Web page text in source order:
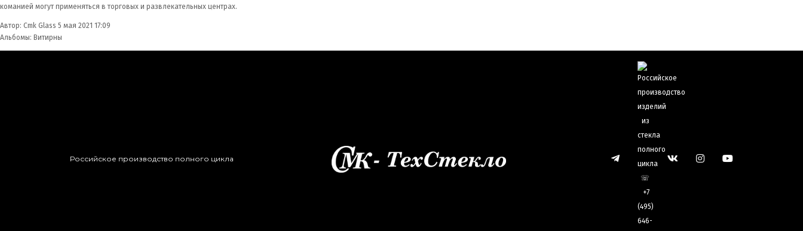
команией могут применяться в торговых и развлекательных центрах.
Автор: Cmk Glass 5 мая 2021 17:09
Альбомы: Витирны
Российское производство полного цикла